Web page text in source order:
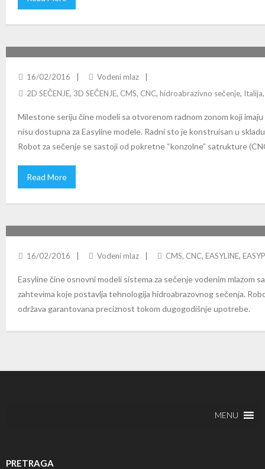
16/02/2016
Vodeni mlaz
2D SEČENJE, 3D SEČENJE, CMS, CNC, hidroabrazivno sečenje, Italija
Milestone seriju čine modeli sa otvorenom radnom zonom koji
nisu dostupna za Easyline modele. Radni sto je konstruisan u
Robot za sečenje se sastoji od pokretne “konzolne” satrukture
Read More
16/02/2016 Vodeni mlaz CMS, CNC, EASYLINE,
Easyline čine osnovni modeli sistema za sečenje vodenim mlazom
zahtevima koje postavlja tehnologija hidroabrazovnog sečenja.
održava garantovana preciznost tokom dugogodišnje upotrebe.
MENU
PRETRAGA